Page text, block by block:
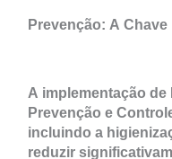
Prevenção: A
A implementação
Prevenção e
incluindo a
reduzir